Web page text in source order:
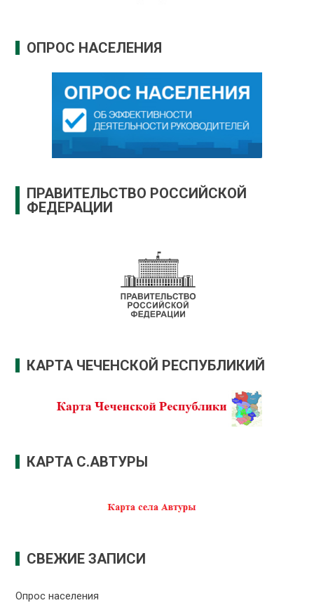
ОПРОС НАСЕЛЕНИЯ
ПРАВИТЕЛЬСТВО РОССИЙСКОЙ
ФЕДЕРАЦИИ
КАРТА ЧЕЧЕНСКОЙ РЕСПУБЛИКИЙ
КАРТА С.АВТУРЫ
СВЕЖИЕ ЗАПИСИ
Опрос населения